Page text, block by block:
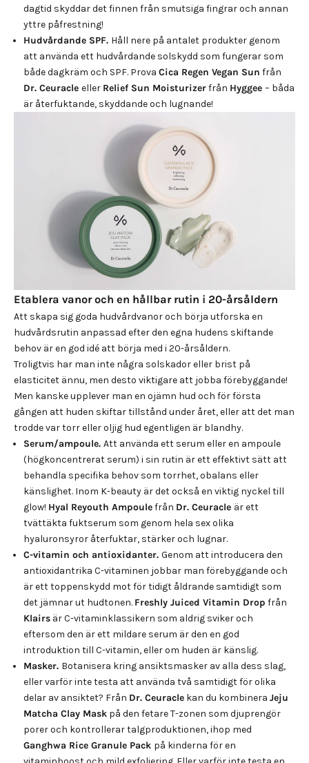
dagtid skyddar det finnen från smutsiga fingrar och annan
yttre påfrestning!
Hudvårdande SPF. Håll nere på antalet produkter genom
att använda ett hudvårdande solskydd som fungerar som
både dagkräm och SPF. Prova Cica Regen Vegan Sun från
Dr. Ceuracle eller Relief Sun Moisturizerfrån Hyggee – båda
är återfuktande, skyddande och lugnande!
Etablera vanor och en hållbar rutin i 20-årsåldern
Att skapa sig goda hudvårdvanor och börja utforska en
hudvårdsrutin anpassad efter den egna hudens skiftande
behov är en god idé att börja med i 20-årsåldern.
Troligtvis har man inte några solskador eller brist på
elasticitet ännu, men desto viktigare att jobba förebyggande!
Men kanske upplever man en ojämn hud och för första
gången att huden skiftar tillstånd under året, eller att det man
trodde var torr eller oljig hud egentligen är blandhy.
Serum/ampoule. Att använda ett serum eller en ampoule
(högkoncentrerat serum) i sin rutin är ett effektivt sätt att
behandla specifika behov som torrhet, obalans eller
känslighet. Inom K-beauty är det också en viktig nyckel till
glow! Hyal Reyouth Ampoulefrån Dr. Ceuracle är ett
tvättäkta fuktserum som genom hela sex olika
hyaluronsyror återfuktar, stärker och lugnar.
C-vitamin och antioxidanter. Genom att introducera den
antioxidantrika C-vitaminen jobbar man förebyggande och
är ett toppenskydd mot för tidigt åldrande samtidigt som
det jämnar ut hudtonen. Freshly Juiced Vitamin Drop från
Klairs är C-vitaminklassikern som aldrig sviker och
eftersom den är ett mildare serum är den en god
introduktion till C-vitamin, eller om huden är känslig.
Masker. Botanisera kring ansiktsmasker av alla dess slag,
eller varför inte testa att använda två samtidigt för olika
delar av ansiktet? Från Dr. Ceuracle kan du kombinera Jeju
Matcha Clay Mask på den fetare T-zonen som djuprengör
porer och kontrollerar talgproduktionen, ihop med
Ganghwa Rice Granule Pack på kinderna för en